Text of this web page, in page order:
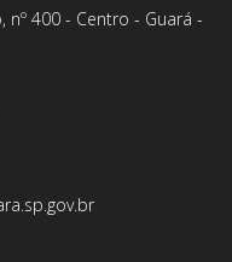
nº 400 - Centro - Guará -